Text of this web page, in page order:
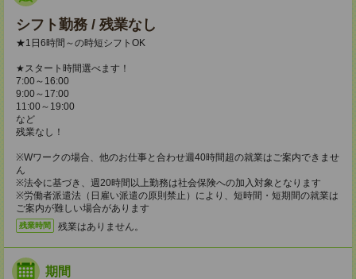
シフト勤務 / 残業なし
★1日6時間～の時短シフトOK
★スタート時間選べます！
7:00～16:00
9:00～17:00
11:00～19:00
など
残業なし！
※Wワークの場合、他のお仕事と合わせ週40時間超の就業はご案内できませ
ん
※法令に基づき、週20時間以上勤務は社会保険への加入対象となります
※労働者派遣法（日雇い派遣の原則禁止）により、短時間・短期間の就業は
ご案内が難しい場合があります
残業時間 残業はありません。
期間